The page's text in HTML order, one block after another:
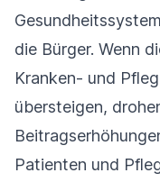
die Bürger. Wenn
Kranken- und
übersteigen,
Patienten und